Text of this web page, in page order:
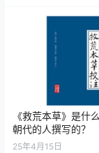
《救荒本草》是什
朝代的人撰写的？
25年4月15日